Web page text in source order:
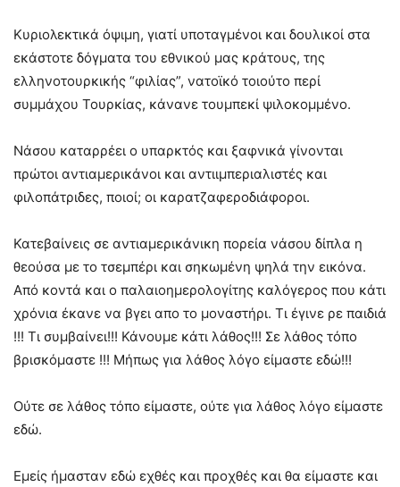
Κυριολεκτικά όψιμη, γιατί υποταγμένοι και δουλικοί στα
εκάστοτε δόγματα του εθνικού μας κράτους, της
ελληνοτουρκικής “φιλίας”, νατοϊκό τοιούτο περί
συμμάχου Τουρκίας, κάνανε τουμπεκί ψιλοκομμένο.
Νάσου καταρρέει ο υπαρκτός και ξαφνικά γίνονται
πρώτοι αντιαμερικάνοι και αντιιμπεριαλιστές και
φιλοπάτριδες, ποιοί; οι καρατζαφεροδιάφοροι.
Κατεβαίνεις σε αντιαμερικάνικη πορεία νάσου δίπλα η
θεούσα με το τσεμπέρι και σηκωμένη ψηλά την εικόνα.
Από κοντά και ο παλαιοημερολογίτης καλόγερος που κάτι
χρόνια έκανε να βγει απο το μοναστήρι. Τι έγινε ρε παιδιά
!!! Τι συμβαίνει!!! Κάνουμε κάτι λάθος!!! Σε λάθος τόπο
βρισκόμαστε !!! Μήπως για λάθος λόγο είμαστε εδώ!!!
Ούτε σε λάθος τόπο είμαστε, ούτε για λάθος λόγο είμαστε
εδώ.
Εμείς ήμασταν εδώ εχθές και προχθές και θα είμαστε και